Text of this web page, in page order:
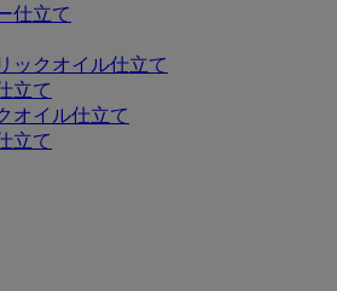
仕立て
ックオイル仕立て
立て
オイル仕立て
立て